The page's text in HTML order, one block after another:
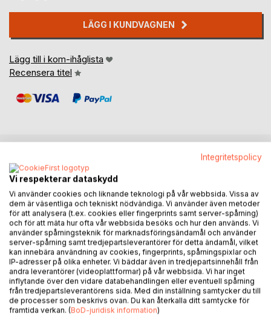
LÄGG I KUNDVAGNEN
Lägg till i kom-ihåglista
Recensera titel
BESKRIVNING
Vad är en nämndeman och hur väljs denna person ut?
Vilken roll har hen i det svenska rättsväsendet? Det finns
många frågor att besvara när det gäller nämndemannen i
det svenska rättssystemet. Nämndemannen dömer med
samma tyngd som en juristdomare, men vilka krav ställs på
nämndemannen? Och - hur ser uppgiften ut, vilka
arbetsförhållanden gäller? Och hur är domstolen
organiserad, vilka gör vad när mål kommer upp som
nämndemannen ska döma i tillsammans med domaren?
Denna bok ger de grundläggande svaren inte minst riktad
Integritetspolicy
Vi respekterar dataskydd
Vi använder cookies och liknande teknologi på vår webbsida. Vissa av
dem är väsentliga och tekniskt nödvändiga. Vi använder även metoder
för att analysera (t.ex. cookies eller fingerprints samt server-spårning)
och för att mäta hur ofta vår webbsida besöks och hur den används. Vi
använder spårningsteknik för marknadsföringsändamål och använder
server-spårning samt tredjepartsleverantörer för detta ändamål, vilket
kan innebära användning av cookies, fingerprints, spårningspixlar och
IP-adresser på olika enheter. Vi bäddar även in tredjepartsinnehåll från
andra leverantörer (videoplattformar) på vår webbsida. Vi har inget
inflytande över den vidare databehandlingen eller eventuell spårning
från tredjepartsleverantörens sida. Med din inställning samtycker du till
de processer som beskrivs ovan. Du kan återkalla ditt samtycke för
framtida verkan. (BoD-juridisk information)